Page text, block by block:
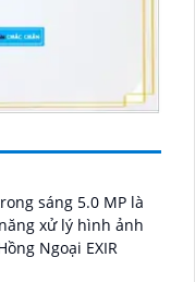
sáng 5.0 MP là
xử lý hình ảnh